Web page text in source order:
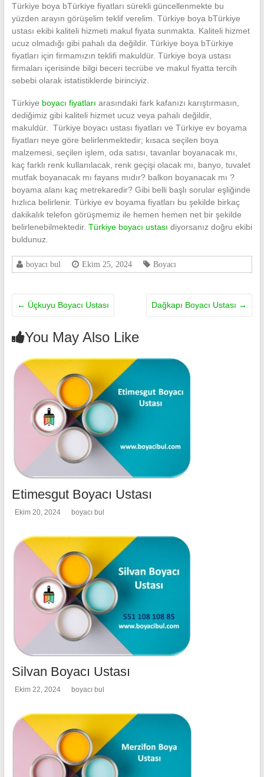
Türkiye boya bTürkiye fiyatları sürekli güncellenmekte bu
yüzden arayın görüşelim teklif verelim. Türkiye boya bTürkiye
ustası ekibi kaliteli hizmeti makul fiyata sunmakta. Kaliteli hizmet
ucuz olmadığı gibi pahalı da değildir. Türkiye boya bTürkiye
fiyatları için firmamızın teklifi makuldür. Türkiye boya ustası
firmaları içerisinde bilgi beceri tecrübe ve makul fiyatta tercih
sebebi olarak istatistiklerde birinciyiz.
Türkiye boyacı fiyatları arasındaki fark kafanızı karıştırmasın,
dediğimiz gibi kaliteli hizmet ucuz veya pahalı değildir,
makuldür. Türkiye boyacı ustası fiyatları ve Türkiye ev boyama
fiyatları neye göre belirlenmektedir; kısaca seçilen boya
malzemesi, seçilen işlem, oda satısı, tavanlar boyanacak mı,
kaç farklı renk kullanılacak, renk geçişi olacak mı, banyo, tuvalet
mutfak boyanacak mı fayans mıdır? balkon boyanacak mı ?
boyama alanı kaç metrekaredir? Gibi belli başlı sorular eşliğinde
hızlıca belirlenir. Türkiye ev boyama fiyatları bu şekilde birkaç
dakikalık telefon görüşmemiz ile hemen hemen net bir şekilde
belirlenebilmektedir. Türkiye boyacı ustası diyorsanız doğru ekibi
buldunuz.
boyacı bul Ekim 25, 2024 Boyacı
← Üçkuyu Boyacı Ustası Dağkapı Boyacı Ustası →
You May Also Like
Etimesgut Boyacı Ustası
Ekim 20, 2024 boyacı bul
Silvan Boyacı Ustası
Ekim 22, 2024 boyacı bul